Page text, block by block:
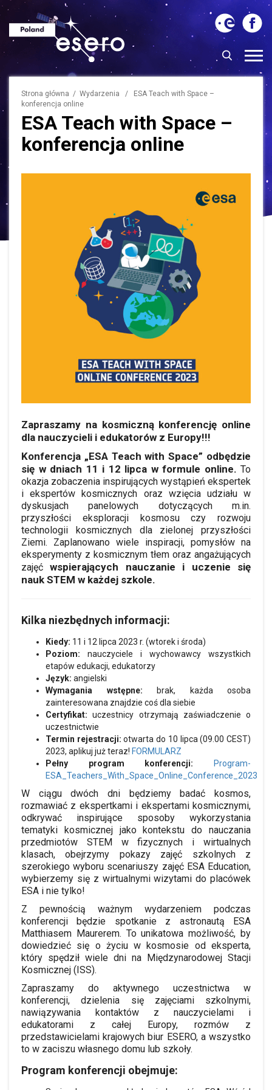
Strona główna / Wydarzenia / ESA Teach with Space –
konferencja online
ESA Teach with Space –
konferencja online
Zapraszamy na kosmiczną konferencję online
dla nauczycieli i edukatorów z Europy!!!
Konferencja „ESA Teach with Space” odbędzie
się w dniach 11 i 12 lipca w formule online. To
okazja zobaczenia inspirujących wystąpień ekspertek
i ekspertów kosmicznych oraz wzięcia udziału w
dyskusjach panelowych dotyczących m.in.
przyszłości eksploracji kosmosu czy rozwoju
technologii kosmicznych dla zielonej przyszłości
Ziemi. Zaplanowano wiele inspiracji, pomysłów na
eksperymenty z kosmicznym tłem oraz angażujących
zajęćwspierających nauczanie i uczenie się
nauk STEM w każdej szkole.
Kilka niezbędnych informacji:
Kiedy: 11 i 12 lipca 2023 r. (wtorek i środa)
Poziom: nauczyciele i wychowawcy wszystkich
etapów edukacji, edukatorzy
Język: angielski
Wymagania wstępne: brak, każda osoba
zainteresowana znajdzie coś dla siebie
Certyfikat: uczestnicy otrzymają zaświadczenie o
uczestnictwie
Termin rejestracji: otwarta do 10 lipca (09.00 CEST)
2023, aplikuj już teraz! FORMULARZ
Pełny program konferencji: Program-
ESA_Teachers_With_Space_Online_Conference_2023
W ciągu dwóch dni będziemy badać kosmos,
rozmawiać z ekspertkami i ekspertami kosmicznymi,
odkrywać inspirujące sposoby wykorzystania
tematyki kosmicznej jako kontekstu do nauczania
przedmiotów STEM w fizycznych i wirtualnych
klasach, obejrzymy pokazy zajęć szkolnych z
szerokiego wyboru scenariuszy zajęć ESA Education,
wybierzemy się z wirtualnymi wizytami do placówek
ESA i nie tylko!
Z pewnością ważnym wydarzeniem podczas
konferencji będzie spotkanie z astronautą ESA
Matthiasem Maurerem. To unikatowa możliwość, by
dowiedzieć się o życiu w kosmosie od eksperta,
który spędził wiele dni na Międzynarodowej Stacji
Kosmicznej (ISS).
Zapraszamy do aktywnego uczestnictwa w
konferencji, dzielenia się zajęciami szkolnymi,
nawiązywania kontaktów z nauczycielami i
edukatorami z całej Europy, rozmów z
przedstawicielami krajowych biur ESERO, a wszystko
to w zaciszu własnego domu lub szkoły.
Program konferencji obejmuje: